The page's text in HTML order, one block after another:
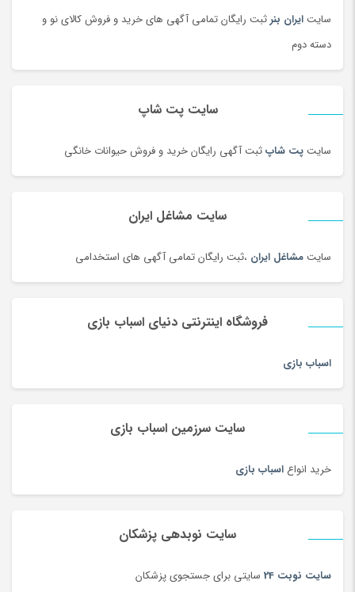
سایت ایران بنرثبت رایگان تمامی آگهی های خرید و فروش کالای نو و
دسته دوم
سایت پت شاپ
سایت پت شاپثبت آگهی رایگان خرید و فروش حیوانات خانگی
سایت مشاغل ایران
سایت مشاغل ایران ،ثبت رایگان تمامی آگهی های استخدامی
فروشگاه اینترنتی دنیای اسباب بازی
اسباب بازی
سایت سرزمین اسباب بازی
خرید انواع اسباب بازی
سایت نوبدهی پزشکان
سایت نوبت 24 سایتی برای جستجوی پزشکان